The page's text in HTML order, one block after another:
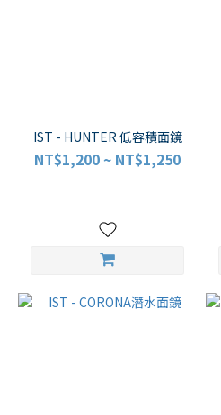
IST - HUNTER 低容積面鏡
NT$1,200 ~ NT$1,250